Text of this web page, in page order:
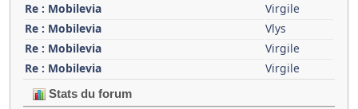
Re : Mobilevia
Virgile
Re : Mobilevia
Vlys
Re : Mobilevia
Virgile
Re : Mobilevia
Virgile
Stats du forum